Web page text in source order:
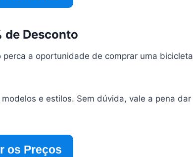
de Desconto
a oportunidade de comprar uma bicicleta
e estilos. Sem dúvida, vale a pena dar
os Preços